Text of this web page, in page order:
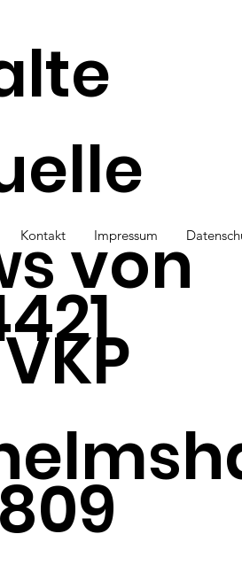
September
von
Kontakt Impressum